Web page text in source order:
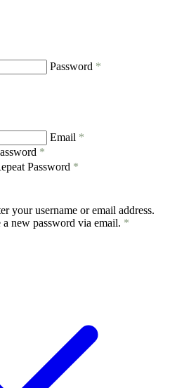
Password *
Email *
*
Password *
your username or email address.
new password via email. *